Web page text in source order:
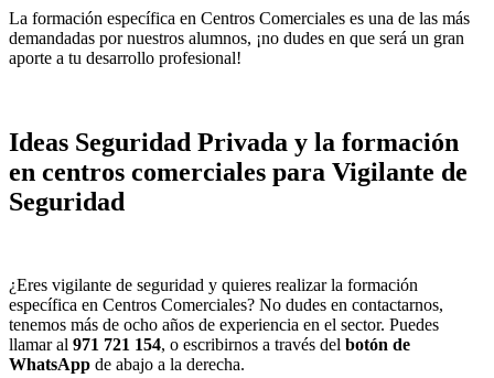
La formación específica en Centros Comerciales es una de las más
demandadas por nuestros alumnos, ¡no dudes en que será un gran
aporte a tu desarrollo profesional!
Ideas Seguridad Privada y la formación
en centros comerciales para Vigilante de
Seguridad
¿Eres vigilante de seguridad y quieres realizar la formación
específica en Centros Comerciales? No dudes en contactarnos,
tenemos más de ocho años de experiencia en el sector. Puedes
llamar al 971 721 154, o escribirnos a través del botón de
WhatsApp de abajo a la derecha.